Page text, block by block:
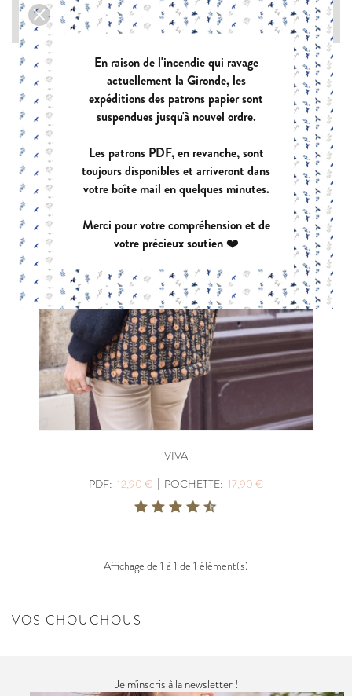
Type de tissu : Chaîne et trame avec élasthanne 
VIVA
PDF: 12,90 € | POCHETTE: 17,90 €
Affichage de 1 à 1 de 1 élément(s)
VOS CHOUCHOUS
Je m'inscris à la newsletter !
En raison de l'incendie qui ravage
actuellement la Gironde, les
expéditions des patrons papier sont
suspendues jusqu'à nouvel ordre.
Les patrons PDF, en revanche, sont
toujours disponibles et arriveront dans
votre boîte mail en quelques minutes.
Merci pour votre compréhension et de
votre précieux soutien ❤️